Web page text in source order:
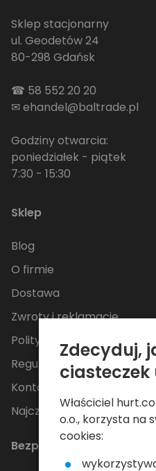
Sklep stacjonarny
ul. Geodetów 24
80-298 Gdańsk
☎ 58 552 20 20
✉ehandel@baltrade.pl
Godziny otwarcia:
poniedziałek - piątek
7:30 - 15:30
Sklep
Blog
O firmie
Dostawa
Zwroty i reklamacje
Polityka Prywatności
Regulamin
Kontakt
Najczęściej zadawane
Bezpieczne płatności
Zdecyduj,
ciasteczek
Właściciel
o.o., korzysta na
cookies: